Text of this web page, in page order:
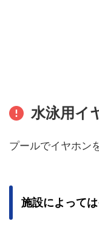
水泳用イ
プールでイヤホン
施設によって